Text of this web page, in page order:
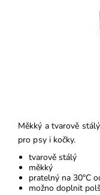
Měkký a tvarově
pro psy i kočky.
tvarově stálý
měkký
pratelný na 30°C
možno doplnit